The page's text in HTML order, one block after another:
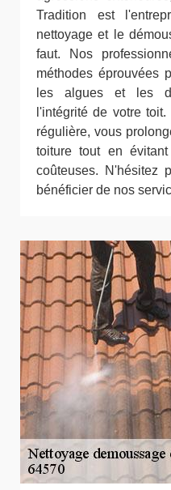
Tradition est
nettoyage et le
faut. Nos
méthodes éprouvées
les algues et les
l'intégrité de votre
régulière, vous
toiture tout en
coûteuses. N'hésitez
bénéficier de nos